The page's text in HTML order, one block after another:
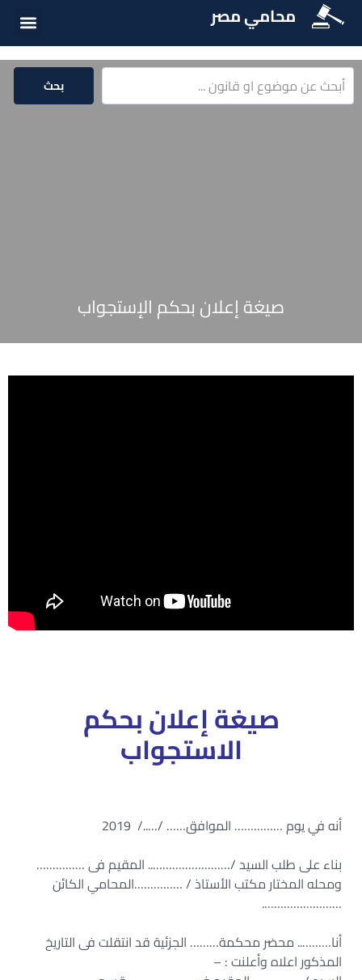
محامي مصر
بحث
صيغة إعلان بحكم الإستجواب
صيغة إعلان بحكم
الاستجواب
أنه في يوم …………… الموافق…… /…../ 2019
بناء على طلب السيد /…………………….. المقيم فى ……………
ومحله المختار مكتب الأستاذ / ……………المحامي الكائن
…………………….
أنا……….. محضر محكمة……… الجزئية قد انتقلت فى التاريخ
المذكور اعلاه وأعلنت : –